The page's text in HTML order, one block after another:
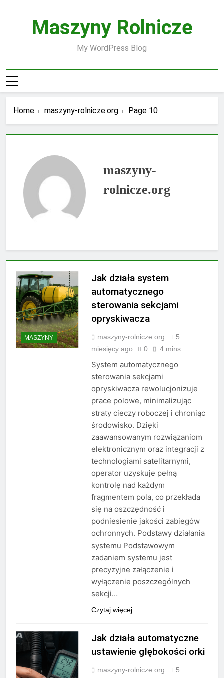
Maszyny Rolnicze
My WordPress Blog
Home maszyny-rolnicze.org Page 10
maszyny-
rolnicze.org
MASZYNY
Jak działa system
automatycznego
sterowania sekcjami
opryskiwacza
maszyny-rolnicze.org
5
miesięcy ago
0 4 mins
System automatycznego
sterowania sekcjami
opryskiwacza rewolucjonizuje
prace polowe, minimalizując
straty cieczy roboczej i chroniąc
środowisko. Dzięki
zaawansowanym rozwiązaniom
elektronicznym oraz integracji z
technologiami satelitarnymi,
operator uzyskuje pełną
kontrolę nad każdym
fragmentem pola, co przekłada
się na oszczędność i
podniesienie jakości zabiegów
ochronnych. Podstawy działania
systemu Podstawowym
zadaniem systemu jest
precyzyjne załączenie i
wyłączenie poszczególnych
sekcji…
Czytaj więcej
Jak działa automatyczne
ustawienie głębokości orki
maszyny-rolnicze.org
5